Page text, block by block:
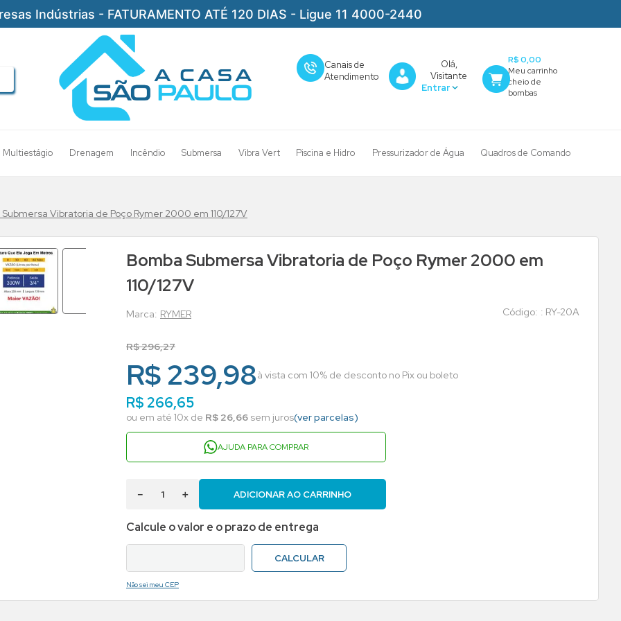
Indústrias - FATURAMENTO ATÉ 120 DIAS - Ligue 11 4000-2440
Canais de
Atendimento
Olá,
Visitante
R$ 0,00
Multiestágio Drenagem Incêndio Submersa Vibra Vert Piscina e Hidro Pressurizador de Água Quadros de Comando
Vibratoria de Poço Rymer 2000 em 110/127V
Bomba Submersa Vibratoria de Poço Rymer 2000 em
110/127V
RYMER : RY-20A
R$296,27
R$ 239,98à vista com 10% de desconto no Pix ou boleto
R$266,65
ou em até 10x de R$ 26,66 sem juros(ver parcelas)
AJUDA PARA COMPRAR
＋
－ ADICIONAR AO CARRINHO
Não sei meu CEP